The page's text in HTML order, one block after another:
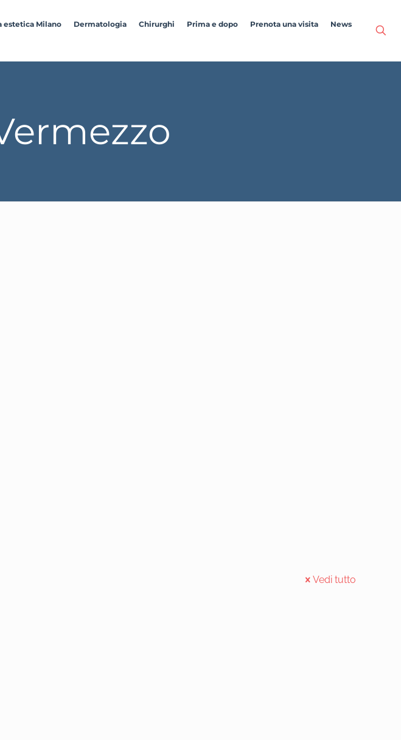
estetica Milano Dermatologia Chirurghi Prima e dopo Prenota una visita News
Vedi tutto